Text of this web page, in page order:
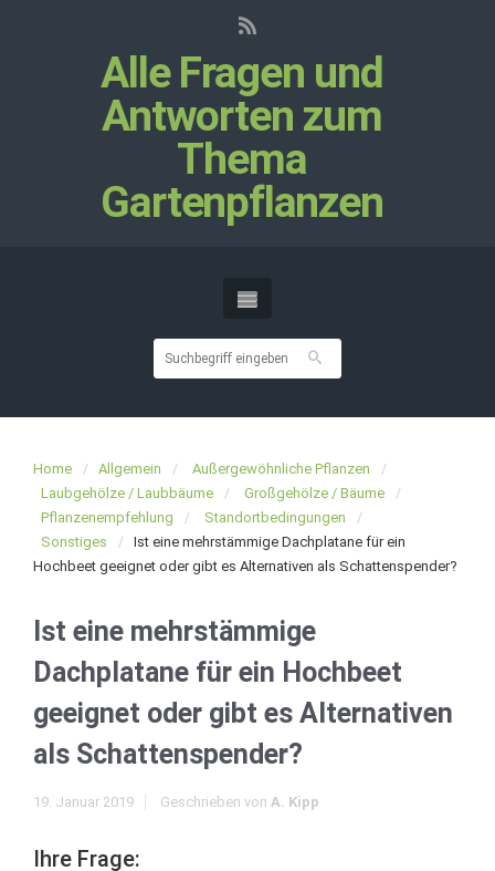
Alle Fragen und
Antworten zum
Thema
Gartenpflanzen
Home Allgemein
Außergewöhnliche Pflanzen
Laubgehölze / Laubbäume
Großgehölze / Bäume
Pflanzenempfehlung
Standortbedingungen
Sonstiges
Ist eine mehrstämmige Dachplatane für ein
Hochbeet geeignet oder gibt es Alternativen als Schattenspender?
Ist eine mehrstämmige
Dachplatane für ein Hochbeet
geeignet oder gibt es Alternativen
als Schattenspender?
19. Januar 2019 Geschrieben von A. Kipp
Ihre Frage: